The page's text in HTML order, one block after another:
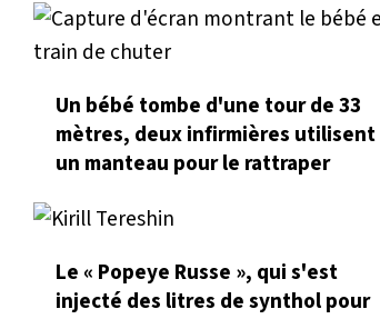
Un bébé tombe d'une tour de 33
mètres, deux infirmières utilisent
un manteau pour le rattraper
Le « Popeye Russe », qui s'est
injecté des litres de synthol pour